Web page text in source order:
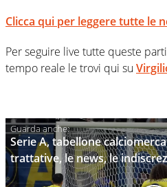
Clicca qui per leggere tutte le
Per seguire live tutte queste
tempo reale le trovi qui su
Serie A, tabellone
trattative, le news, le